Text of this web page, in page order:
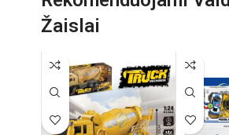
Maitinimas (automobilis):3,7 V
įkraunamas akumuliatorius
(nepridedamos)
1,2 kg
Rekomenduojamas amžius:nuo 6
Žaislai